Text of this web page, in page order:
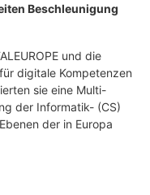
Beschleunigung
und die
digitale Kompetenzen
sie eine Multi-
der Informatik- (CS)
der in Europa